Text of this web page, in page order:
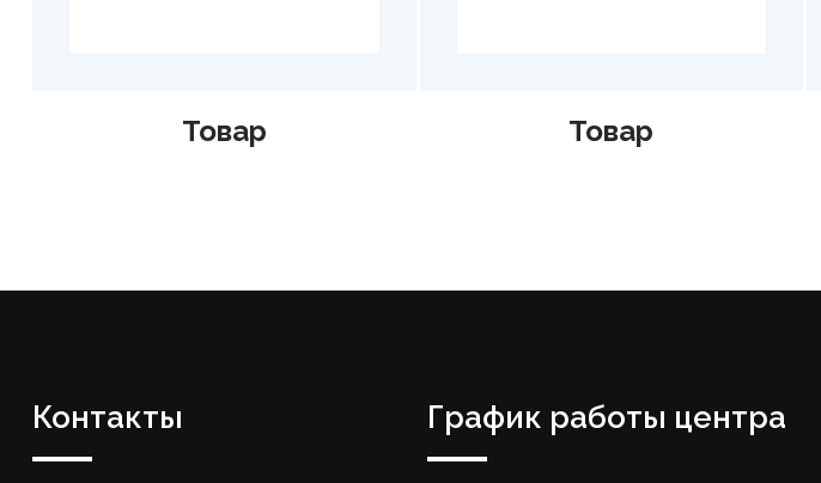
Товар Товар
Контакты График работы центра